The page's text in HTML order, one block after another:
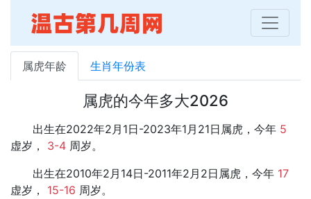
属虎年龄 生肖年份表
属虎的今年多大2026
出生在2022年2月1日-2023年1月21日属虎，今年 5
虚岁， 3-4 周岁。
出生在2010年2月14日-2011年2月2日属虎，今年 17
虚岁， 15-16 周岁。